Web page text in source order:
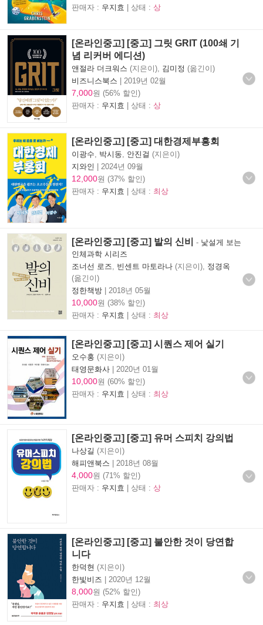
판매자 : 우지효 | 상태 : 상
[온라인중고] [중고] 그릿 GRIT (100쇄 기
념 리커버 에디션)
앤절라 더크워스 (지은이), 김미정 (옮긴이)
비즈니스북스 | 2019년 02월
7,000원 (56% 할인)
판매자 : 우지효 | 상태 : 상
[온라인중고] [중고] 대한경제부흥회
이광수 박시동 안진걸 (지은이)
지와인 | 2024년 09월
12,000원 (37% 할인)
판매자 : 우지효 | 상태 : 최상
[온라인중고] [중고] 발의 신비 - 낯설게 보는
인체과학 시리즈
조너선 로즈
빈센트 마토라나 (지은이), 정경옥
(옮긴이)
정한책방 | 2018년 05월
10,000원 (38% 할인)
판매자 : 우지효 | 상태 : 최상
[온라인중고] [중고] 시퀀스 제어 실기
오수홍 (지은이)
태영문화사 | 2020년 01월
10,000원 (60% 할인)
판매자 : 우지효 | 상태 : 최상
[온라인중고] [중고] 유머 스피치 강의법
나상길 (지은이)
해피앤북스 | 2018년 08월
4,000원 (71% 할인)
판매자 : 우지효 | 상태 : 상
[온라인중고] [중고] 불안한 것이 당연합
니다
한덕현 (지은이)
한빛비즈 | 2020년 12월
8,000원 (52% 할인)
판매자 : 우지효 | 상태 : 최상